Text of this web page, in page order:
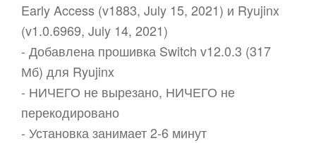
Early Access (v1883, July 15, 2021) и Ryujinx
(v1.0.6969, July 14, 2021)
- Добавлена прошивка Switch v12.0.3 (317
Мб) для Ryujinx
- НИЧЕГО не вырезано, НИЧЕГО не
перекодировано
- Установка занимает 2-6 минут